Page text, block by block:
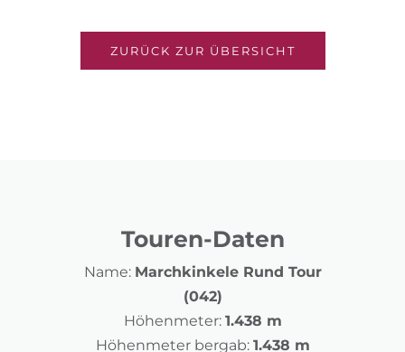
ZURÜCK ZUR ÜBERSICHT
Touren-Daten
Name: Marchkinkele Rund Tour
(042)
Höhenmeter: 1.438 m
Höhenmeter bergab: 1.438 m